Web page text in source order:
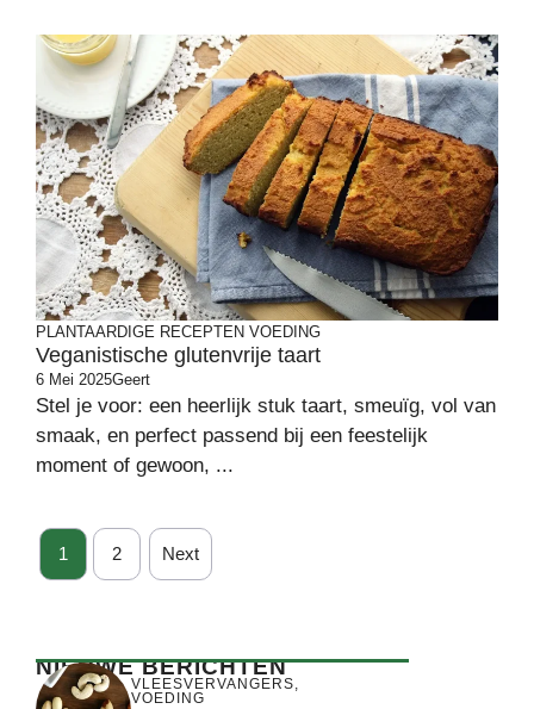
PLANTAARDIGE RECEPTEN VOEDING
Veganistische glutenvrije taart
6 Mei 2025Geert
Stel je voor: een heerlijk stuk taart, smeuïg, vol van
smaak, en perfect passend bij een feestelijk
moment of gewoon, ...
1 2 Next
NIEUWE BERICHTEN
VLEESVERVANGERS,
VOEDING